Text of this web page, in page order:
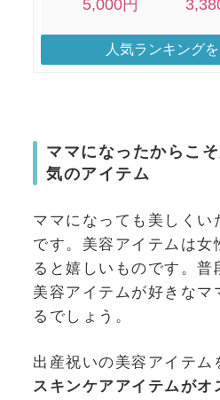
人気ランキング
ママになったからこ
気のアイテム
ママになっても美しくい
です。美容アイテムは女
ると嬉しいものです。普
美容アイテムが好きなマ
るでしょう。
出産祝いの美容アイテム
スキンケアアイテムがオ